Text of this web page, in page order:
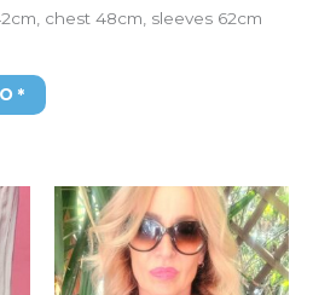
chest 48cm, sleeves 62cm
precio
original
era:
800,00€.
El
precio
actual
es:
380,00€.